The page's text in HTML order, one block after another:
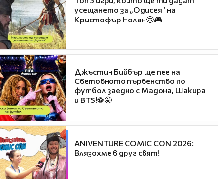
усещането за „Одисея“ на
Кристофър Нолан🤩🎮
Джъстин Бийбър ще пее на
Световното първенство по
футбол заедно с Мадона, Шакира
и BTS!⚽🤩
ANIVENTURE COMIC CON 2026:
Влязохме в друг свят!